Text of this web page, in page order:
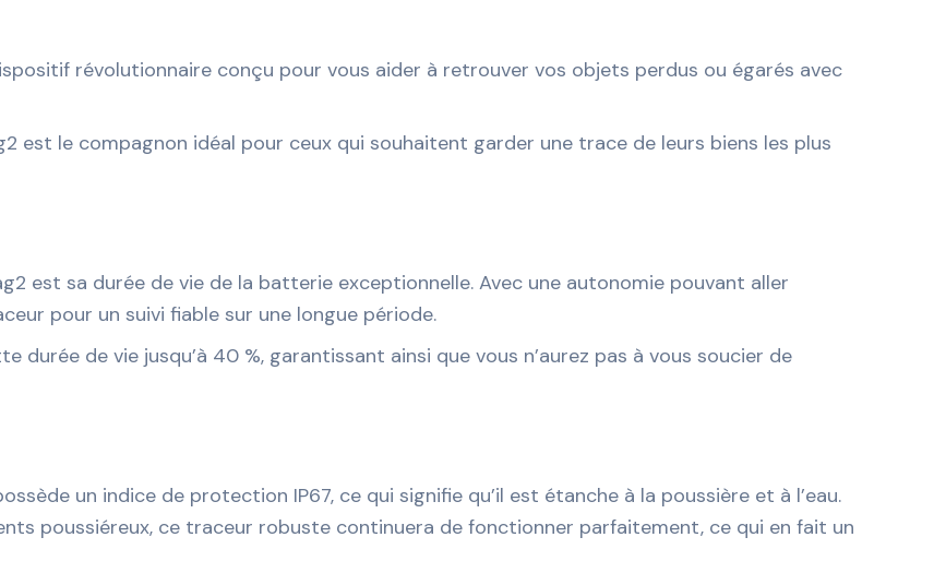
révolutionnaire conçu pour vous aider à retrouver vos objets perdus ou égarés avec
est le compagnon idéal pour ceux qui souhaitent garder une trace de leurs biens les plus
est sa durée de vie de la batterie exceptionnelle. Avec une autonomie pouvant aller
pour un suivi fiable sur une longue période.
durée de vie jusqu’à 40 %, garantissant ainsi que vous n’aurez pas à vous soucier de
un indice de protection IP67, ce qui signifie qu’il est étanche à la poussière et à l’eau.
poussiéreux, ce traceur robuste continuera de fonctionner parfaitement, ce qui en fait un